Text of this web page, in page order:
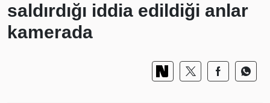
saldırdığı iddia edildiği anlar
kamerada